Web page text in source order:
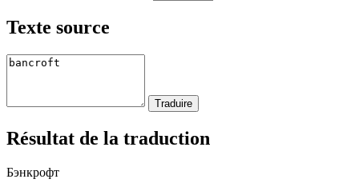
Texte source
Résultat de la traduction
Бэнкрофт